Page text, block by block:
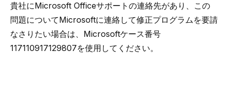
貴社にMicrosoft Officeサポートの連絡先があり、この
問題についてMicrosoftに連絡して修正プログラムを要請
なさりたい場合は、Microsoftケース番号
117110917129807を使用してください。